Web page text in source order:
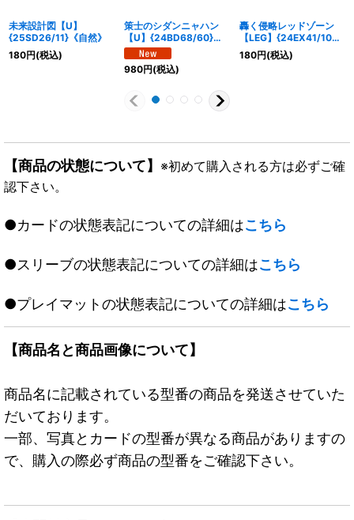
未来設計図【U】
{25SD26/11}《自然》
180円(税込)
策士のシダンニャハン
【U】{24BD68/60}
《無》
980円(税込)
轟く侵略レッドゾーン
【LEG】{24EX41/100}
《火》
180円(税込)
【商品の状態について】 ※初めて購入される方は必ずご確
認下さい。
●カードの状態表記についての詳細はこちら
●スリーブの状態表記についての詳細はこちら
●プレイマットの状態表記についての詳細はこちら
【商品名と商品画像について】
商品名に記載されている型番の商品を発送させていた
だいております。
一部、写真とカードの型番が異なる商品がありますの
で、購入の際必ず商品の型番をご確認下さい。